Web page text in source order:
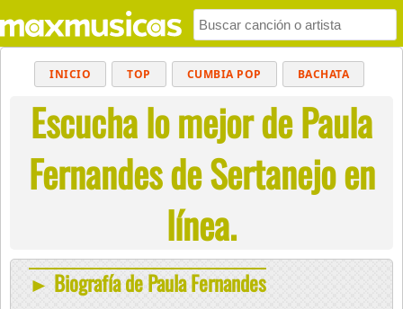
INICIO TOP CUMBIA POP BACHATA
MUSICA CRISTIANA REGGAETON
BALADAS ALTERNATIVO ELECTRÓNICA
CUMBIAS
Escucha lo mejor de Paula
Fernandes de Sertanejo en
línea.
► Biografía de Paula Fernandes